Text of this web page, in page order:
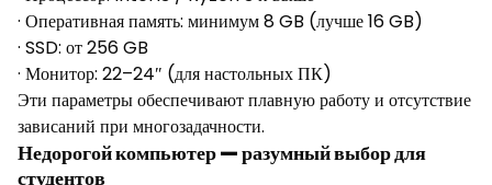
· Оперативная память: минимум 8 GB (лучше 16 GB)
· SSD: от 256 GB
· Монитор: 22–24″ (для настольных ПК)
Эти параметры обеспечивают плавную работу и отсутствие
зависаний при многозадачности.
Недорогой компьютер — разумный выбор для
студентов